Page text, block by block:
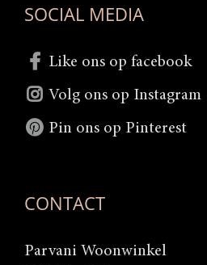
SOCIAL MEDIA
Like ons op facebook
Volg ons op Instagram
Pin ons op Pinterest
CONTACT
Parvani Woonwinkel